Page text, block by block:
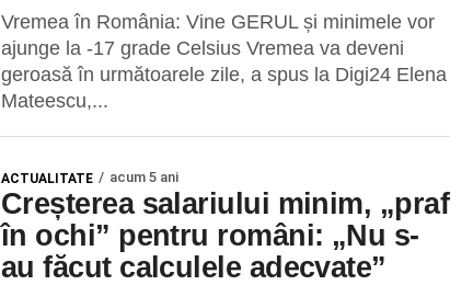
Vremea în România: Vine GERUL și minimele vor
ajunge la -17 grade Celsius Vremea va deveni
geroasă în următoarele zile, a spus la Digi24 Elena
Mateescu,...
ACTUALITATE acum 5 ani
Creșterea salariului minim, „praf
în ochi” pentru români: „Nu s-
au făcut calculele adecvate”